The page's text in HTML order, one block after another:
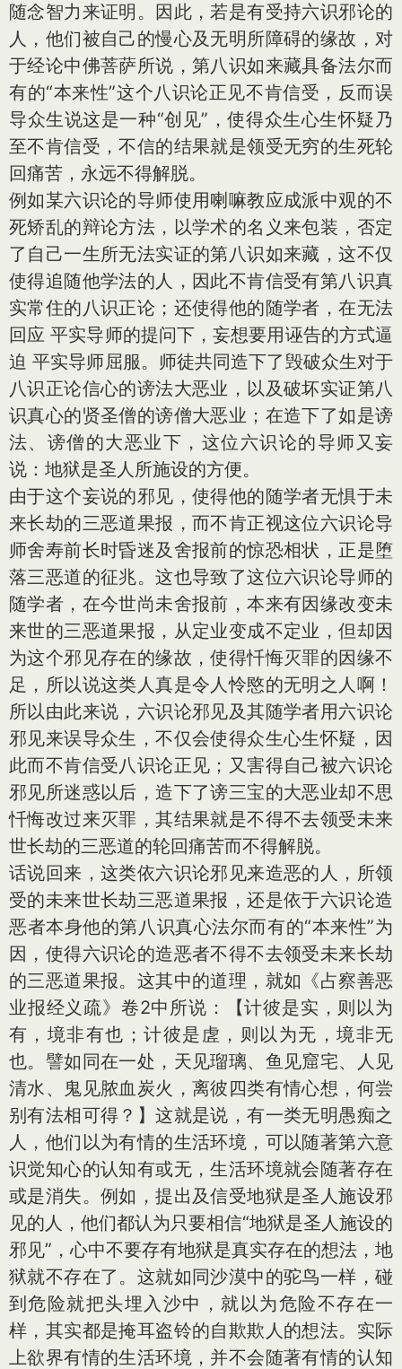
随念智力来证明。因此，若是有受持六识邪论的
人，他们被自己的慢心及无明所障碍的缘故，对
于经论中佛菩萨所说，第八识如来藏具备法尔而
有的“本来性”这个八识论正见不肯信受，反而误
导众生说这是一种“创见”，使得众生心生怀疑乃
至不肯信受，不信的结果就是领受无穷的生死轮
回痛苦，永远不得解脱。
例如某六识论的导师使用喇嘛教应成派中观的不
死矫乱的辩论方法，以学术的名义来包装，否定
了自己一生所无法实证的第八识如来藏，这不仅
使得追随他学法的人，因此不肯信受有第八识真
实常住的八识正论；还使得他的随学者，在无法
回应 平实导师的提问下，妄想要用诬告的方式逼
迫 平实导师屈服。师徒共同造下了毁破众生对于
八识正论信心的谤法大恶业，以及破坏实证第八
识真心的贤圣僧的谤僧大恶业；在造下了如是谤
法、谤僧的大恶业下，这位六识论的导师又妄
说：地狱是圣人所施设的方便。
由于这个妄说的邪见，使得他的随学者无惧于未
来长劫的三恶道果报，而不肯正视这位六识论导
师舍寿前长时昏迷及舍报前的惊恐相状，正是堕
落三恶道的征兆。这也导致了这位六识论导师的
随学者，在今世尚未舍报前，本来有因缘改变未
来世的三恶道果报，从定业变成不定业，但却因
为这个邪见存在的缘故，使得忏悔灭罪的因缘不
足，所以说这类人真是令人怜愍的无明之人啊！
所以由此来说，六识论邪见及其随学者用六识论
邪见来误导众生，不仅会使得众生心生怀疑，因
此而不肯信受八识论正见；又害得自己被六识论
邪见所迷惑以后，造下了谤三宝的大恶业却不思
忏悔改过来灭罪，其结果就是不得不去领受未来
世长劫的三恶道的轮回痛苦而不得解脱。
话说回来，这类依六识论邪见来造恶的人，所领
受的未来世长劫三恶道果报，还是依于六识论造
恶者本身他的第八识真心法尔而有的“本来性”为
因，使得六识论的造恶者不得不去领受未来长劫
的三恶道果报。这其中的道理，就如《占察善恶
业报经义疏》卷2中所说：【计彼是实，则以为
有，境非有也；计彼是虗，则以为无，境非无
也。譬如同在一处，天见瑠璃、鱼见窟宅、人见
清水、鬼见脓血炭火，离彼四类有情心想，何尝
别有法相可得？】这就是说，有一类无明愚痴之
人，他们以为有情的生活环境，可以随著第六意
识觉知心的认知有或无，生活环境就会随著存在
或是消失。例如，提出及信受地狱是圣人施设邪
见的人，他们都认为只要相信“地狱是圣人施设的
邪见”，心中不要存有地狱是真实存在的想法，地
狱就不存在了。这就如同沙漠中的驼鸟一样，碰
到危险就把头埋入沙中，就以为危险不存在一
样，其实都是掩耳盗铃的自欺欺人的想法。实际
上欲界有情的生活环境，并不会随著有情的认知